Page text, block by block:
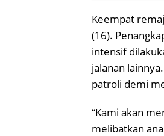
Keempat
(16).
intensif
jalanan
patroli demi
“Kami akan
melibatkan